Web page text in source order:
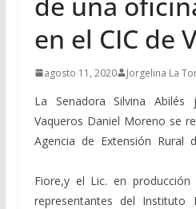
en el CIC de
agosto 11, 2020 Jorgelina La
La Senadora Silvina
Vaqueros Daniel Moreno se
Agencia de Extensión Rural
Fiore,y el Lic. en
representantes del Instituto